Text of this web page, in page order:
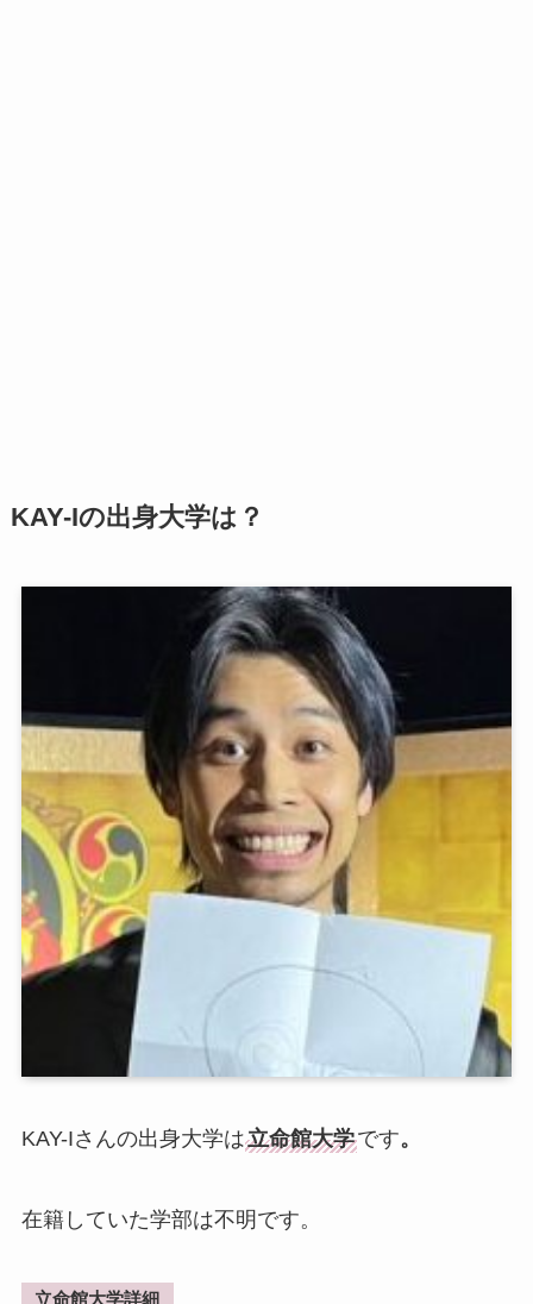
KAY-Iの出身大学は？
KAY-Iさんの出身大学は立命館大学です。
在籍していた学部は不明です。
立命館大学詳細